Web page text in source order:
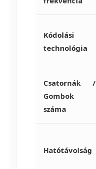
Kódolási
technológia
Csatornák /
Gombok
száma
Hatótávolság